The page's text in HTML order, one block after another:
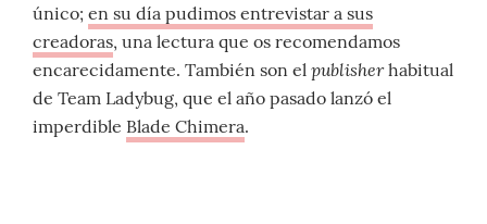
único; en su día pudimos entrevistar a sus
creadoras, una lectura que os recomendamos
encarecidamente. También son el publisherhabitual
de Team Ladybug, que el año pasado lanzó el
imperdible Blade Chimera.